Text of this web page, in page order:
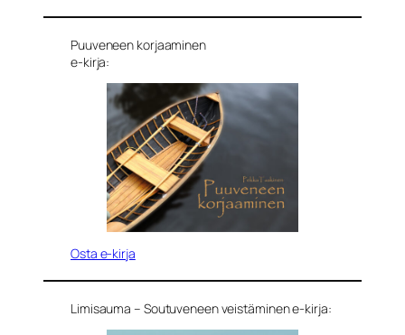
Puuveneen korjaaminen
e-kirja:
Osta e-kirja
Limisauma – Soutuveneen veistäminen e-kirja: